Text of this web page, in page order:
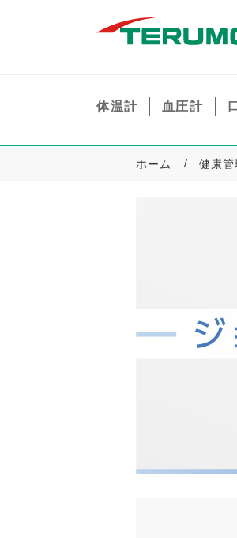
体温計 血圧計
ホーム 健康管